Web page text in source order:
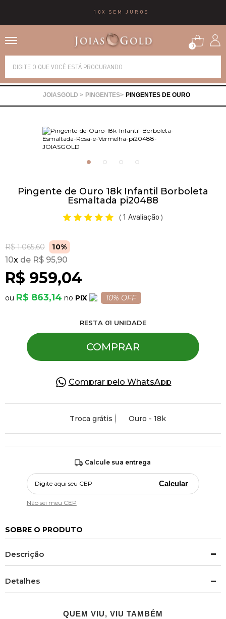
10X SEM JUROS
0
PINGENTES PINGENTES DE OURO
Pingente de Ouro 18k Infantil Borboleta
Esmaltada pi20488
( 1 Avaliação )
R$ 1.065,60 10%
R$ 959,04
10x R$ 95,90
R$ 863,14 PIX 10% OFF
RESTA 01 UNIDADE
COMPRAR
Comprar pelo WhatsApp
Troca grátis Ouro - 18k
Calcule sua entrega
Calcular
Não sei meu CEP
SOBRE O PRODUTO
Descrição
Detalhes
QUEM VIU, VIU TAMBÉM
Alianças
Brincos
Gargantilhas
Pulseiras
Piercing
OFERTAS